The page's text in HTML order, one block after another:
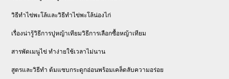
วิธีทําไข่พะโล้และวิธีทำไข่พะโล้น่องไก่
เรื่องน่ารู้วิธีการปูหญ้าเทียมวิธีการเลือกซื้อหญ้าเทียม
สารพัดเมนูไข่ ทำง่ายใช้เวลาไม่นาน
สูตรและวิธีทำ ต้มแซบกระดูกอ่อนพร้อมเคล็ดลับความอร่อย